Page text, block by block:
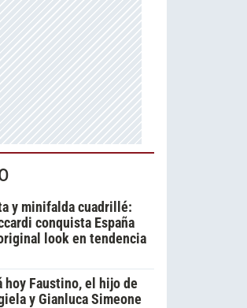
y minifalda cuadrillé:
conquista España
look en tendencia
hoy Faustino, el hijo de
y Gianluca Simeone